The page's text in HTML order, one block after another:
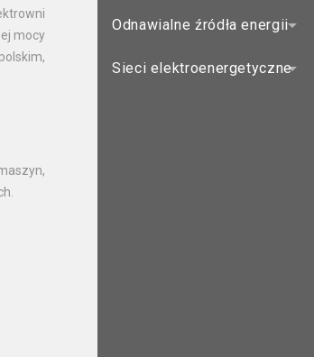
mocy
Odnawialne źródła energii
Sieci elektroenergetyczne